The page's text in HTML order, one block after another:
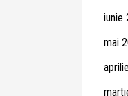
iunie
mai